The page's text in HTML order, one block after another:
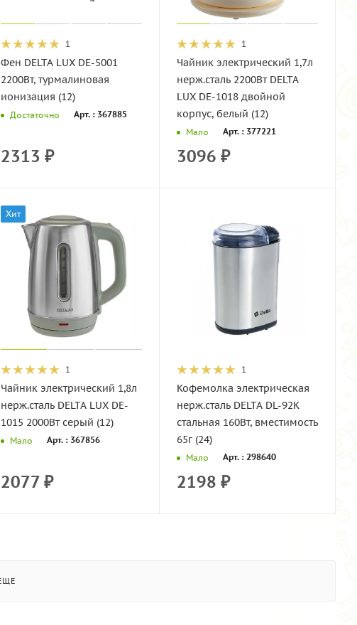
1
Фен DELTA LUX DE-5001
2200Вт, турмалиновая
ионизация (12)
Достаточно Арт. : 367885
2313 ₽
1
Чайник электрический 1,7л
нерж.сталь 2200Вт DELTA
LUX DE-1018 двойной
корпус, белый (12)
Мало Арт. : 377221
3096 ₽
Хит
1
Чайник электрический 1,8л
нерж.сталь DELTA LUX DE-
1015 2000Вт серый (12)
Мало Арт. : 367856
2077₽
1
Кофемолка электрическая
нерж.сталь DELTA DL-92К
стальная 160Вт, вместимость
65г (24)
Мало Арт. : 298640
2198 ₽